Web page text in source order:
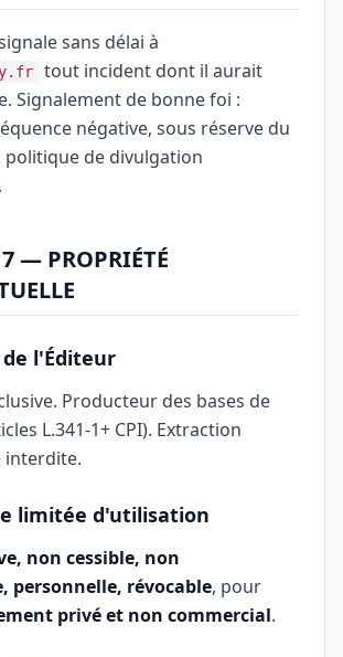
sans délai à
tout incident dont il aurait
Signalement de bonne foi :
négative, sous réserve du
politique de divulgation
— PROPRIÉTÉ
de l'Éditeur
Producteur des bases de
L.341-1+ CPI). Extraction
interdite.
limitée d'utilisation
non cessible, non
personnelle, révocable, pour
privé et non commercial.